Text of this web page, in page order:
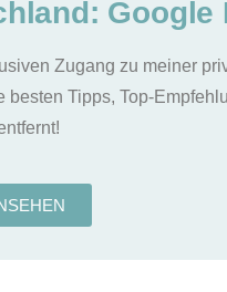
Google
Zugang zu meiner
besten Tipps, Top-